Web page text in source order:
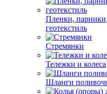
Пленки,
геотекстиль
Стремянки
Тележки и колеса
Шланги